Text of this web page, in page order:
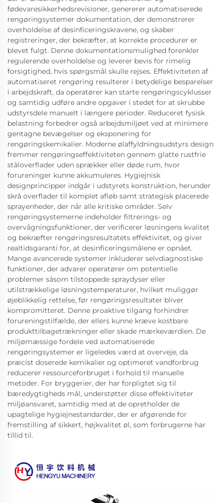
fødevaresikkerhedsrevisioner, genererer automatiserede
rengøringsystemer dokumentation, der demonstrerer
overholdelse af desinficeringskravene, og skaber
registreringer, der bekræfter, at korrekte procedurer er
blevet fulgt. Denne dokumentationsmulighed forenkler
regulerende overholdelse og leverer bevis for rimelig
forsigtighed, hvis spørgsmål skulle rejses. Effektiviteten af
automatiseret rengøring resulterer i betydelige besparelser
i arbejdskraft, da operatører kan starte rengøringscyklusser
og samtidig udføre andre opgaver i stedet for at skrubbe
udstyrsdele manuelt i længere perioder. Reduceret fysisk
belastning forbedrer også arbejdsmiljøet ved at minimere
gentagne bevægelser og eksponering for
rengøringskemikalier. Moderne ølaffyldningsudstyrs design
fremmer rengøringseffektiviteten gennem glatte rustfrie
ståloverflader uden sprækker eller døde rum, hvor
forureninger kunne akkumuleres. Hygiejnisk
designprincipper indgår i udstyrets konstruktion, herunder
skrå overflader til komplet afløb samt strategisk placerede
sprayenheder, der når alle kritiske områder. Selv
rengøringsystemerne indeholder filtrerings- og
overvågningsfunktioner, der verificerer løsningens kvalitet
og bekræfter rengøringsresultatets effektivitet, og giver
realtidsgaranti for, at desinficeringsmålene er opnået.
Mange avancerede systemer inkluderer selvdiagnostiske
funktioner, der advarer operatører om potentielle
problemer såsom tilstoppede spraydyser eller
utilstrækkelige løsningstemperaturer, hvilket muliggør
øjeblikkelig rettelse, før rengøringsresultater bliver
kompromitteret. Denne proaktive tilgang forhindrer
forureningstilfælde, der ellers kunne kræve kostbare
produkttilbagetrækninger eller skade mærkeværdien. De
miljømæssige fordele ved automatiserede
rengøringsystemer er ligeledes værd at overveje, da
præcist doserede kemikalier og optimeret vandforbrug
reducerer ressourceforbruget i forhold til manuelle
metoder. For bryggerier, der har forpligtet sig til
bæredygtigheds mål, understøtter disse effektiviteter
miljøansvaret, samtidig med at de opretholder de
upagtelige hygiejnestandarder, der er afgørende for
fremstilling af sikkert, højkvalitet øl, som forbrugerne har
tillid til.